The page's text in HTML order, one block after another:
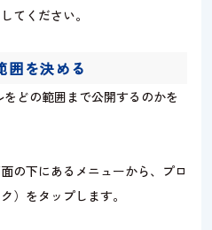
てください。
囲を決める
どの範囲まで公開するのかを
の下にあるメニューから、プロ
）をタップします。